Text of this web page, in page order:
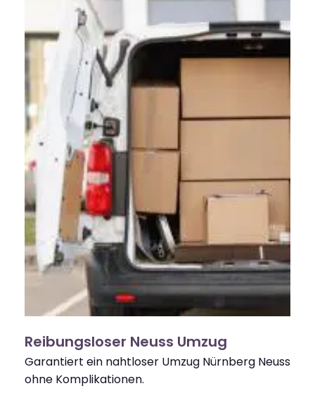
Reibungsloser Neuss Umzug
Garantiert ein nahtloser Umzug Nürnberg Neuss
ohne Komplikationen.